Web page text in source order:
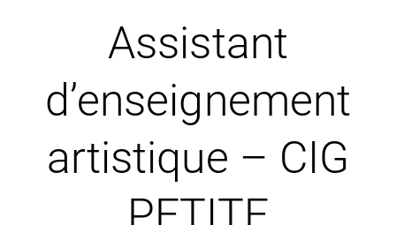
Assistant
d’enseignement
artistique – CIG